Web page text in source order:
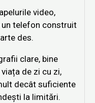
video,
un telefon construit
des.
clare, bine
de zi cu zi,
decât suficiente
la limitări.